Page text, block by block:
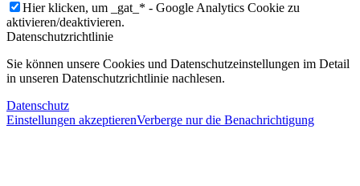
Hier klicken, um _gat_* - Google Analytics Cookie zu
aktivieren/deaktivieren.
Datenschutzrichtlinie
Sie können unsere Cookies und Datenschutzeinstellungen im Detail
in unseren Datenschutzrichtlinie nachlesen.
Datenschutz
Einstellungen akzeptierenVerberge nur die Benachrichtigung